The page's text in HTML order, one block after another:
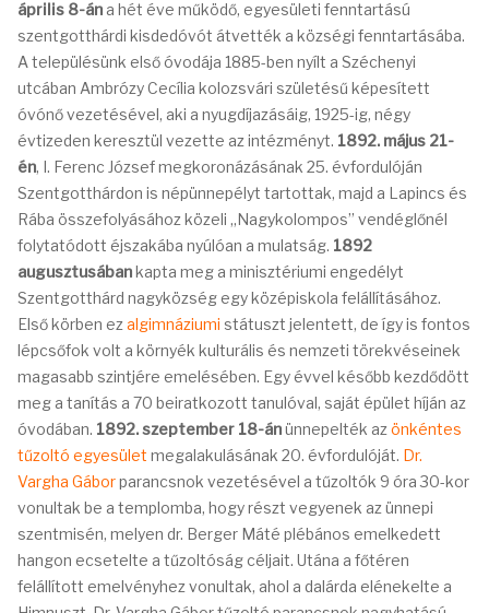
április 8-án a hét éve működő, egyesületi fenntartású
szentgotthárdi kisdedóvót átvették a községi fenntartásába.
A településünk első óvodája 1885-ben nyílt a Széchenyi
utcában Ambrózy Cecília kolozsvári születésű képesített
óvónő vezetésével, aki a nyugdíjazásáig, 1925-ig, négy
évtizeden keresztül vezette az intézményt. 1892. május 21-
én, I. Ferenc József megkoronázásának 25. évfordulóján
Szentgotthárdon is népünnepélyt tartottak, majd a Lapincs és
Rába összefolyásához közeli „Nagykolompos” vendéglőnél
folytatódott éjszakába nyúlóan a mulatság. 1892
augusztusábankapta meg a minisztériumi engedélyt
Szentgotthárd nagyközség egy középiskola felállításához.
Első körben ezalgimnáziumi státuszt jelentett, de így is fontos
lépcsőfok volt a környék kulturális és nemzeti törekvéseinek
magasabb szintjére emelésében. Egy évvel később kezdődött
meg a tanítás a 70 beiratkozott tanulóval, saját épület híján az
óvodában. 1892. szeptember 18-ánünnepelték azönkéntes
tűzoltó egyesület megalakulásának 20. évfordulóját. Dr.
Vargha Gáborparancsnok vezetésével a tűzoltók 9 óra 30-kor
vonultak be a templomba, hogy részt vegyenek az ünnepi
szentmisén, melyen dr. Berger Máté plébános emelkedett
hangon ecsetelte a tűzoltóság céljait. Utána a főtéren
felállított emelvényhez vonultak, ahol a dalárda elénekelte a